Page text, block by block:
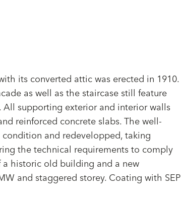
its converted attic was erected in 1910.
as well as the staircase still feature
supporting exterior and interior walls
reinforced concrete slabs. The well-
and redevelopped, taking
the technical requirements to comply
historic old building and a new
and staggered storey. Coating with SEP